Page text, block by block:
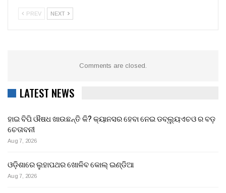
PREV NEXT
Comments are closed.
LATEST NEWS
ହାଇ ବିପି ଔଷଧ ଖାଉଛନ୍ତି କି? କ୍ୟାନସର ହେବା ନେଇ ଡବ୍ଲ୍ୟୁଏଚଓ ର ବଡ଼
ଚେତାବନୀ
Aug 7, 2026
ଓଡ଼ିଶାରେ ଲୁହାପଥର ଖୋଳିବ କୋଲ୍‌ ଇଣ୍ଡିଆ
Aug 7, 2026